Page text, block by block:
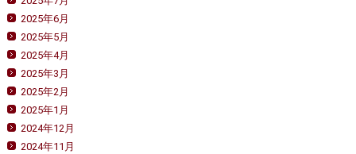
2025年6月
2025年5月
2025年4月
2025年3月
2025年2月
2025年1月
2024年12月
2024年11月